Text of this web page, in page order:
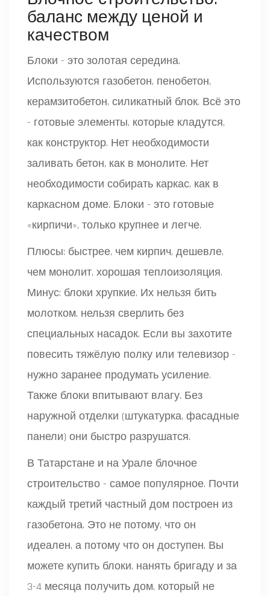
баланс между ценой и
качеством
Блоки - это золотая середина.
Используются газобетон, пенобетон,
керамзитобетон, силикатный блок. Всё это
- готовые элементы, которые кладутся,
как конструктор. Нет необходимости
заливать бетон, как в монолите. Нет
необходимости собирать каркас, как в
каркасном доме. Блоки - это готовые
«кирпичи», только крупнее и легче.
Плюсы: быстрее, чем кирпич, дешевле,
чем монолит, хорошая теплоизоляция.
Минус: блоки хрупкие. Их нельзя бить
молотком, нельзя сверлить без
специальных насадок. Если вы захотите
повесить тяжёлую полку или телевизор -
нужно заранее продумать усиление.
Также блоки впитывают влагу. Без
наружной отделки (штукатурка, фасадные
панели) они быстро разрушатся.
В Татарстане и на Урале блочное
строительство - самое популярное. Почти
каждый третий частный дом построен из
газобетона. Это не потому, что он
идеален, а потому что он доступен. Вы
можете купить блоки, нанять бригаду и за
3-4 месяца получить дом, который не